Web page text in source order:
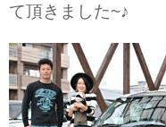
て頂きました~♪